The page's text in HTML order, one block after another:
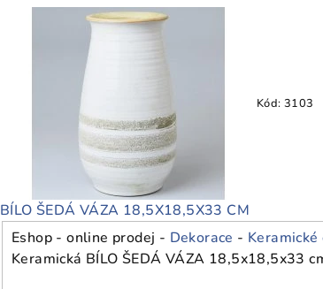
Kód: 3103
BÍLO ŠEDÁ VÁZA 18,5X18,5X33 CM
Eshop - online prodej - Dekorace -
Keramická BÍLO ŠEDÁ VÁZA 18,5x18,5x33